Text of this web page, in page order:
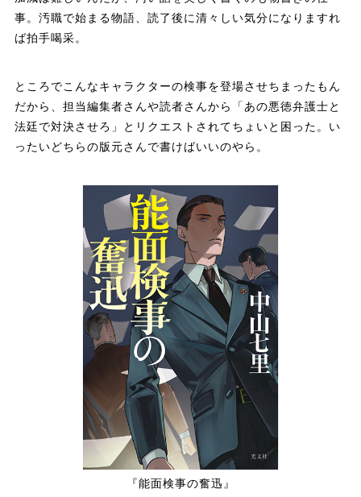
事。汚職で始まる物語、読了後に清々しい気分になりますれ
ば拍手喝采。
ところでこんなキャラクターの検事を登場させちまったもん
だから、担当編集者さんや読者さんから「あの悪徳弁護士と
法廷で対決させろ」とリクエストされてちょいと困った。い
ったいどちらの版元さんで書けばいいのやら。
『能面検事の奮迅』